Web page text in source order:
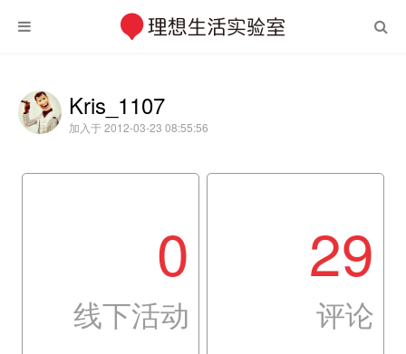
Kris_1107
加入于 2012-03-23 08:55:56
0
线下活动
29
评论